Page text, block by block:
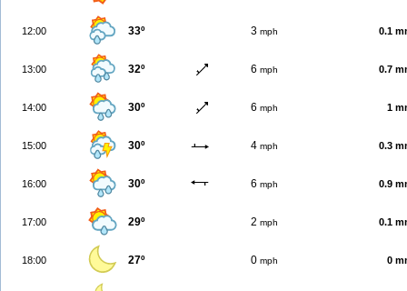
12:00 33º 3 mph 0.1
13:00 32º 6 mph 0.7
14:00 30º 6 mph 1
15:00 30º 4 mph 0.3
16:00 30º 6 mph 0.9
17:00 29º 2 mph 0.1
18:00 27º 0 mph 0